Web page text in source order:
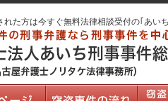
れた方は今すぐ無料法律相談受付の｢あい